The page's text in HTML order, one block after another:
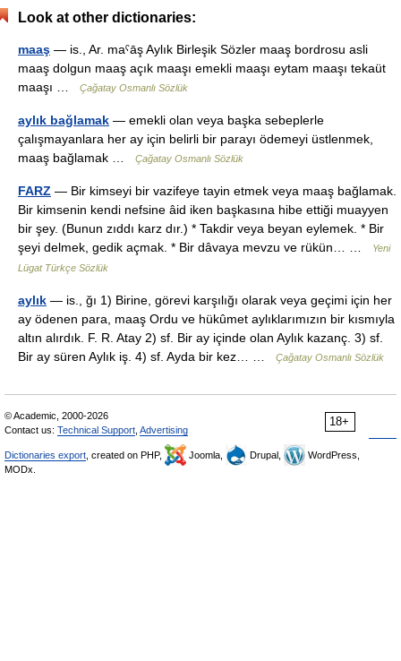
Look at other dictionaries:
maaş — is., Ar. maˁāş Aylık Birleşik Sözler maaş bordrosu asli
maaş dolgun maaş açık maaşı emekli maaşı eytam maaşı tekaüt
maaşı …
Çağatay Osmanlı Sözlük
aylık bağlamak — emekli olan veya başka sebeplerle
çalışmayanlara her ay için belirli bir parayı ödemeyi üstlenmek,
maaş bağlamak …
Çağatay Osmanlı Sözlük
FARZ — Bir kimseyi bir vazifeye tayin etmek veya maaş bağlamak.
Bir kimsenin kendi nefsine âid iken başkasına hibe ettiği muayyen
bir şey. (Bunun zıddı karz dır.) * Takdir veya beyan eylemek. * Bir
şeyi delmek, gedik açmak. * Bir dâvaya mevzu ve rükün… …
Yeni
Lügat Türkçe Sözlük
aylık — is., ğı 1) Birine, görevi karşılığı olarak veya geçimi için her
ay ödenen para, maaş Ordu ve hükûmet aylıklarımızın bir kısmıyla
altın alırdık. F. R. Atay 2) sf. Bir ay içinde olan Aylık kazanç. 3) sf.
Bir ay süren Aylık iş. 4) sf. Ayda bir kez… …
Çağatay Osmanlı Sözlük
18+
© Academic, 2000-2026
Contact us: Technical Support Advertising
Dictionaries export , created on PHP, Joomla, Drupal,
WordPress,
MODx.